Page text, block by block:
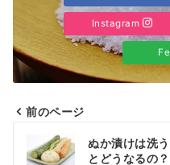
Instagram
前のページ
ぬか漬けは洗
とどうなるの？